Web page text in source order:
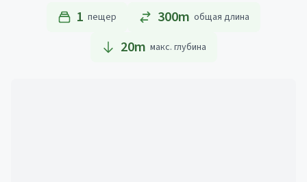
1 пещер 300m общая длина
20m макс. глубина